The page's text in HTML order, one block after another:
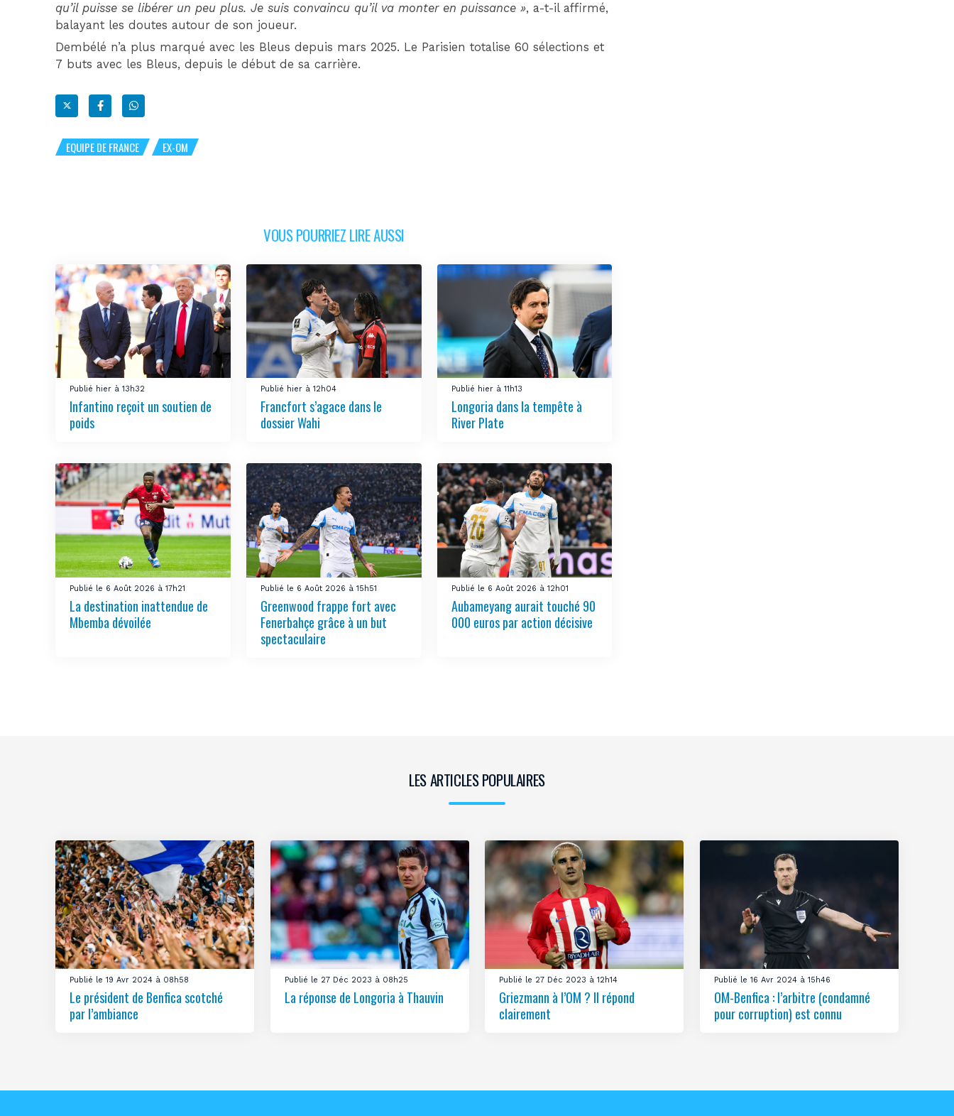
qu’il puisse se libérer un peu plus. Je suis convaincu qu’il va monter en puissance », a-t-il affirmé,
balayant les doutes autour de son joueur.
Dembélé n’a plus marqué avec les Bleus depuis mars 2025. Le Parisien totalise 60 sélections et
7 buts avec les Bleus, depuis le début de sa carrière.
EQUIPE DE FRANCE EX-OM
VOUS POURRIEZ LIRE AUSSI
Publié hier à 13h32
Infantino reçoit un soutien de
poids
Publié hier à 12h04
Francfort s’agace dans le
dossier Wahi
Publié hier à 11h13
Longoria dans la tempête à
River Plate
Publié le 6 Août 2026 à 17h21
La destination inattendue de
Mbemba dévoilée
Publié le 6 Août 2026 à 15h51
Greenwood frappe fort avec
Fenerbahçe grâce à un but
spectaculaire
Publié le 6 Août 2026 à 12h01
Aubameyang aurait touché 90
000 euros par action décisive
LES ARTICLES POPULAIRES
Publié le 19 Avr 2024 à 08h58
Le président de Benfica scotché
par l’ambiance
Publié le 27 Déc 2023 à 08h25
La réponse de Longoria à Thauvin
Publié le 27 Déc 2023 à 12h14
Griezmann à l’OM ? Il répond
clairement
Publié le 16 Avr 2024 à 15h46
OM-Benfica : l’arbitre (condamné
pour corruption) est connu